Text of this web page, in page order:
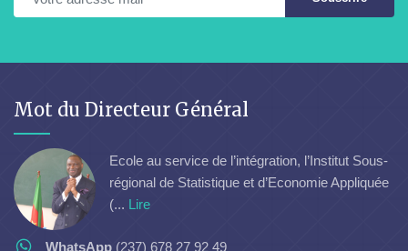
Mot du Directeur Général
Ecole au service de l’intégration, l’Institut Sous-
régional de Statistique et d’Economie Appliquée
(... Lire
WhatsApp (237) 678 27 92 49